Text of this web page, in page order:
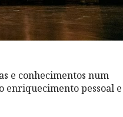
e conhecimentos num
pessoal e